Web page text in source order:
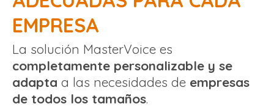
EMPRESA
La solución MasterVoice es
completamente personalizable y se
adapta a las necesidades de empresas
de todos los tamaños.